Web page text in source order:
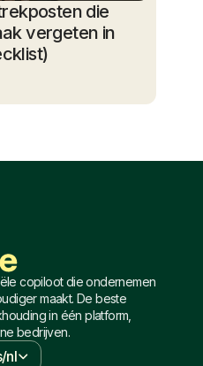
die
vergeten in
copiloot die ondernemen
maakt. De beste
in één platform,
bedrijven.
nl